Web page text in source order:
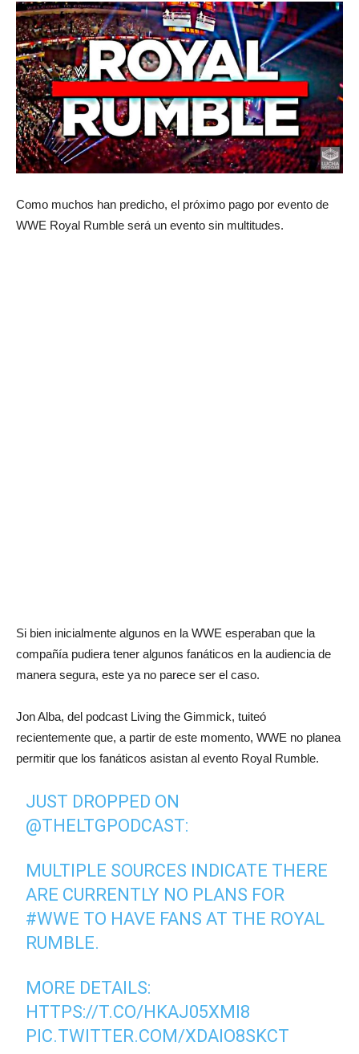
Como muchos han predicho, el próximo pago por evento de
WWE Royal Rumble será un evento sin multitudes.
Si bien inicialmente algunos en la WWE esperaban que la
compañía pudiera tener algunos fanáticos en la audiencia de
manera segura, este ya no parece ser el caso.
Jon Alba, del podcast Living the Gimmick, tuiteó
recientemente que, a partir de este momento, WWE no planea
permitir que los fanáticos asistan al evento Royal Rumble.
JUST DROPPED ON
@THELTGPODCAST:
MULTIPLE SOURCES INDICATE THERE
ARE CURRENTLY NO PLANS FOR
#WWE TO HAVE FANS AT THE ROYAL
RUMBLE.
MORE DETAILS:
HTTPS://T.CO/HKAJ05XMI8
PIC.TWITTER.COM/XDAIO8SKCT